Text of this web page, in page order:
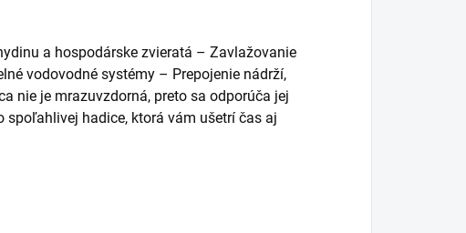
a hospodárske zvieratá – Zavlažovanie
vodovodné systémy – Prepojenie nádrží,
nie je mrazuvzdorná, preto sa odporúča jej
hadice, ktorá vám ušetrí čas aj